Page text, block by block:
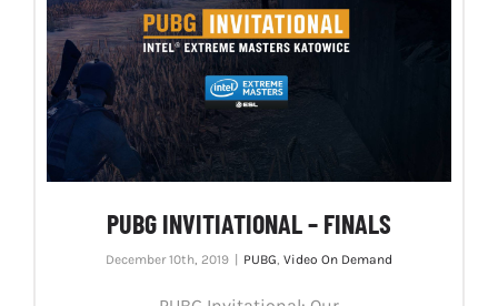
PUBG INVITIATIONAL – FINALS
December 10th, 2019 | PUBG Video On Demand